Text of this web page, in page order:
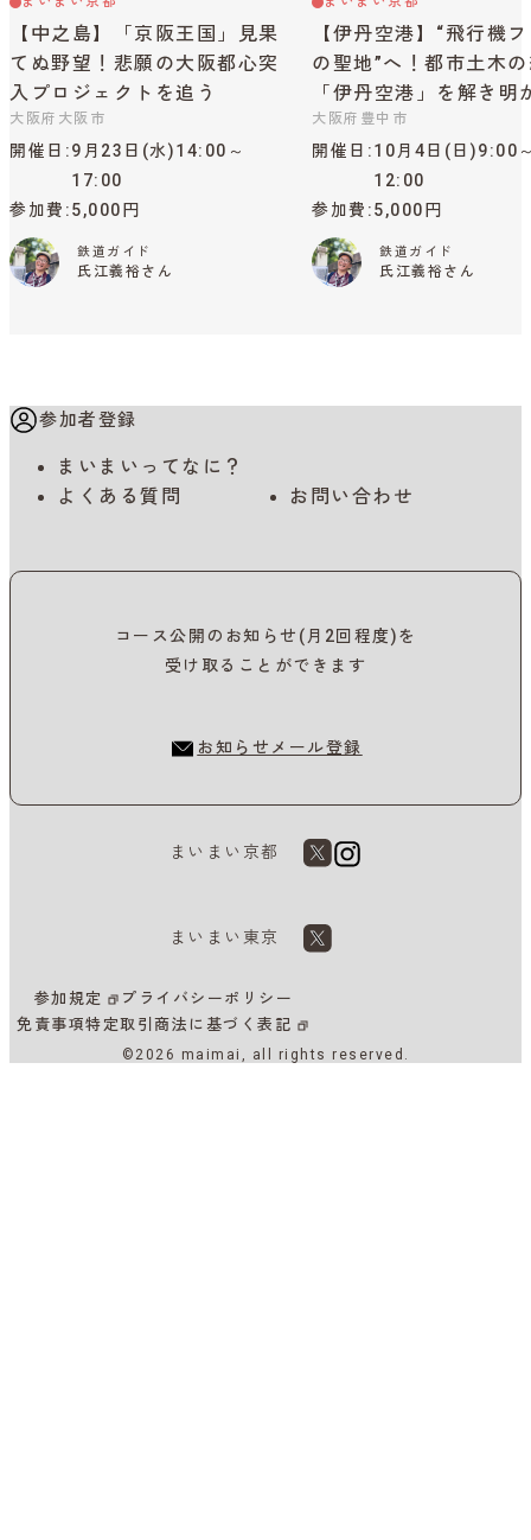
【中之島】「京阪王国」見果
てぬ野望！悲願の大阪都心突
入プロジェクトを追う
大阪府大阪市
開催日
9月23日(水)14:00～
17:00
参加費 5,000円
鉄道ガイド
氏江義裕さん
【伊丹空港】“飛行機
の聖地”へ！都市土木
「伊丹空港」を解き明
大阪府豊中市
開催日
10月4日(日)9:00
12:00
参加費 5,000円
鉄道ガイド
氏江義裕さん
参加者登録
まいまいってなに？
よくある質問
お問い合わせ
コース公開のお知らせ(月2回程度)を
受け取ることができます
お知らせメール登録
まいまい京都
まいまい東京
参加規定
プライバシーポリシー
免責事項特定取引商法に基づく表記
©2026 maimai, all rights reserved.